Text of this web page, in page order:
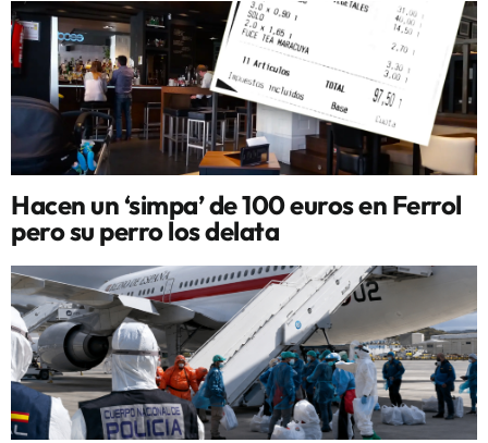
Hacen un ‘simpa’ de 100 euros en Ferrol
pero su perro los delata